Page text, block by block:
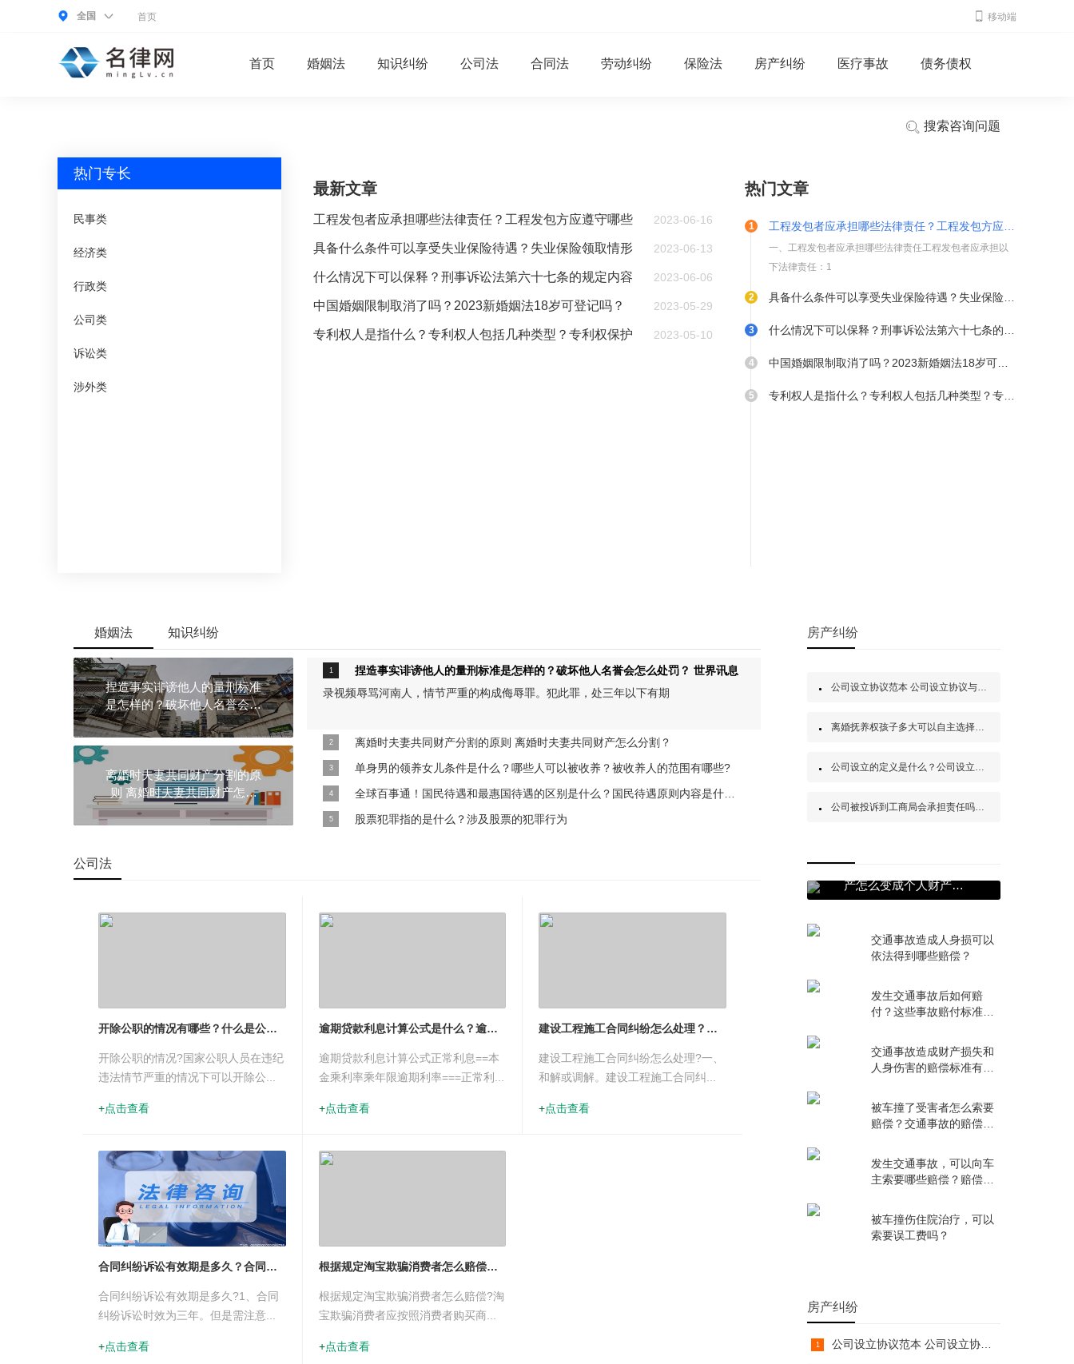
全国 首页 移动端
首页 婚姻法 知识纠纷 公司法 合同法 劳动纠纷 保险法 房产纠纷 医疗事故 债务债权
搜索咨询问题
热门专长
民事类
经济类
行政类
公司类
诉讼类
涉外类
最新文章
2023-06-16
工程发包者应承担哪些法律责任？工程发包方应遵守哪些
义务？ 天天观天下 2023-06-13
具备什么条件可以享受失业保险待遇？失业保险领取情形
有哪些？ 全球热文 2023-06-06
什么情况下可以保释？刑事诉讼法第六十七条的规定内容
是什么？ 2023-05-29
中国婚姻限制取消了吗？2023新婚姻法18岁可登记吗？
2023-05-10
专利权人是指什么？专利权人包括几种类型？专利权保护
热门文章
一、工程发包者应承担哪些法律责任工程发包者应承担以
下法律责任：1
婚姻法 知识纠纷
捏造事实诽谤他人的量刑标准
是怎样的？破坏他人名誉会怎
么处罚？ 世界讯息
离婚时夫妻共同财产分割的原
则 离婚时夫妻共同财产怎么
分割？
捏造事实诽谤他人的量刑标准是怎样的？破坏他人名誉会怎么处罚？ 世界讯息
录视频辱骂河南人，情节严重的构成侮辱罪。犯此罪，处三年以下有期
离婚时夫妻共同财产分割的原则 离婚时夫妻共同财产怎么分割？
离婚时夫妻共同财产分割的原则离婚时夫妻共同财产的分割有以下几种
单身男的领养女儿条件是什么？哪些人可以被收养？被收养人的范围有哪些?
单身男的领养女儿条件1、收养登记机关是县以上人民政府民政部门。收
一、国民待遇和最惠国待遇的区别国民待遇和最惠国待遇的区别：1 最
股票犯罪指的是什么？涉及股票的犯罪行为
世界短讯！写遗嘱的格式是怎
吸毒会判刑吗？中华人民共和
的内容是什么？ 天天简讯
公司法
开除公职的情况有哪些？什么是公职？
开除公职的情况?国家公职人员在违纪
违法情节严重的情况下可以开除公...
点击查看
逾期贷款利息计算公式是什么？逾期贷款利息怎么计算的？
逾期贷款利息计算公式正常利息==本
金乘利率乘年限逾期利率===正常利...
点击查看
建设工程施工合同纠纷怎么处理？实际施工人如何追讨工程款？
建设工程施工合同纠纷怎么处理?一、
和解或调解。建设工程施工合同纠...
点击查看
合同纠纷诉讼有效期是多久？合同纠纷起诉到开庭需要多久？
合同纠纷诉讼有效期是多久?1、合同
纠纷诉讼时效为三年。但是需注意...
点击查看
根据规定淘宝欺骗消费者怎么赔偿？欺诈消费者行为是怎么判断的？
根据规定淘宝欺骗消费者怎么赔偿?淘
宝欺骗消费者应按照消费者购买商...
点击查看
房产纠纷
公司设立协议范本 公司设立协议与章程的区别是什么？
离婚抚养权孩子多大可以自主选择？离婚抚养权怎么争取？
公司设立的定义是什么？公司设立依据法律是哪条？
公司被投诉到工商局会承担责任吗？工商注销时公章会被收回吗？
世界即时：夫妻共同财
产怎么变成个人财产？
继承遗产属于夫妻共同
交通事故造成人身损可以
依法得到哪些赔偿？
发生交通事故后如何赔
付？这些事故赔付标准你
交通事故造成财产损失和
人身伤害的赔偿标准有哪
被车撞了受害者怎么索要
赔偿？交通事故的赔偿标
发生交通事故，可以向车
主索要哪些赔偿？赔偿项
被车撞伤住院治疗，可以
索要误工费吗？
房产纠纷
公司设立协议范本 公司设立协议与章程的区别是什么？